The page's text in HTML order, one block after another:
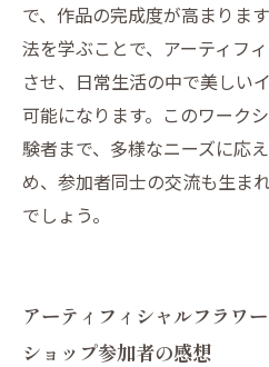
で、作品の完成度が高まりま
法を学ぶことで、アーティフ
させ、日常生活の中で美しい
可能になります。このワーク
験者まで、多様なニーズに応
め、参加者同士の交流も生ま
でしょう。
アーティフィシャルフラワ
ショップ参加者の感想